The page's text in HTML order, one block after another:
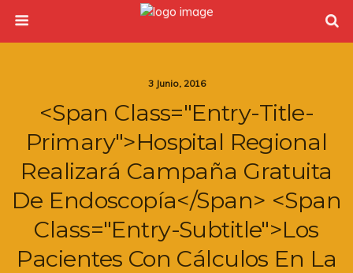
3 Junio, 2016
<span Class="entry-Title-
Primary">Hospital Regional
Realizará Campaña Gratuita
De Endoscopía</span> <span
Class="entry-Subtitle">Los
Pacientes Con Cálculos En La